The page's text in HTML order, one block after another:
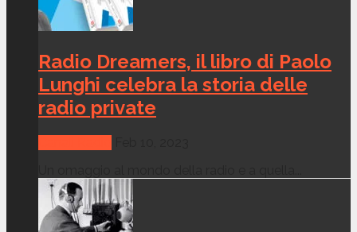
Radio Dreamers, il libro di Paolo
Lunghi celebra la storia delle
radio private